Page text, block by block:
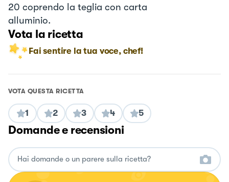
20 coprendo la teglia con carta
alluminio.
Vota la ricetta
Fai sentire la tua voce, chef!
VOTA QUESTA RICETTA
1 2 3 4 5
Domande e recensioni